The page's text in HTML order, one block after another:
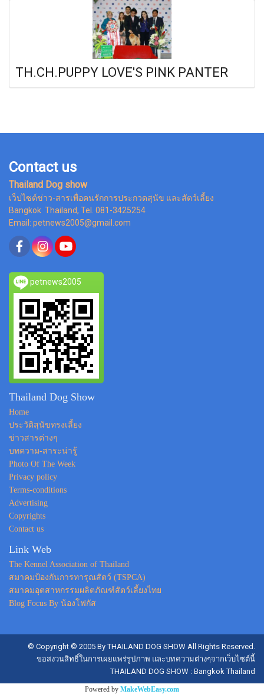
TH.CH.PUPPY LOVE'S PINK PANTER
Contact us
Thailand Dog show
เว็ปไซต์ข่าว-สารเพื่อคนรักการประกวดสุนัข และสัตว์เลี้ยง
Bangkok Thailand, Tel. 081-3425254
Email: petnews2005@gmail.com
petnews2005
Thailand Dog Show
Home
ประวัติสุนัขทรงเลี้ยง
ข่าวสารต่างๆ
บทความ-สาระน่ารู้
Photo Of The Week
Privacy policy
Terms-conditions
Advertising
Copyrights
Contact us
Link Web
The Kennel Association of Thailand
สมาคมป้องกันการทารุณสัตว์ (TSPCA)
สมาคมอุตสาหกรรมผลิตภัณฑ์สัตว์เลี้ยงไทย
Blog Focus By น้องโฟกัส
© Copyright © 2005 By THAILAND DOG SHOW All Rights Reserved.
ขอสงวนสิทธิ์ในการเผยแพร่รูปภาพ และบทความต่างๆจากเว็บไซต์นี้
THAILAND DOG SHOW : Bangkok Thailand
Powered by MakeWebEasy.com